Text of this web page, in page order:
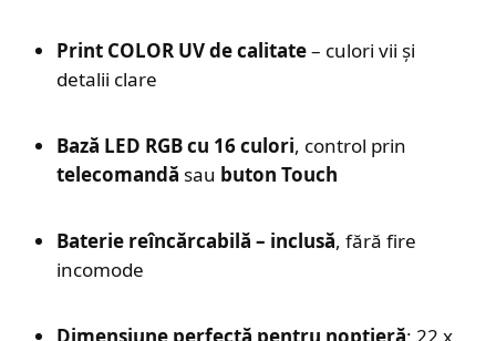
Print COLOR UV de calitate– culori vii și
detalii clare
Bază LED RGB cu 16 culori, control prin
telecomandă sau buton Touch
Baterie reîncărcabilă – inclusă, fără fire
incomode
Dimensiune perfectă pentru noptieră: 22 x